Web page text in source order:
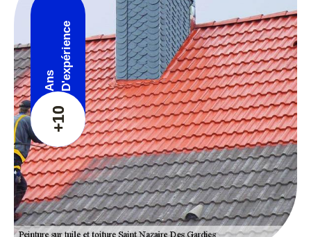
+10
Ans D'expérience